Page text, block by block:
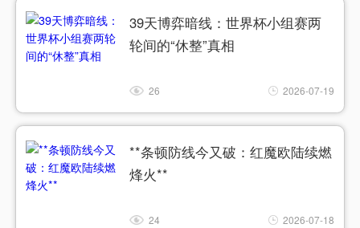
39天博弈暗线：世界杯小组赛两
轮间的“休整”真相
26 2026-07-19
**条顿防线今又破：红魔欧陆续燃
烽火**
24 2026-07-18